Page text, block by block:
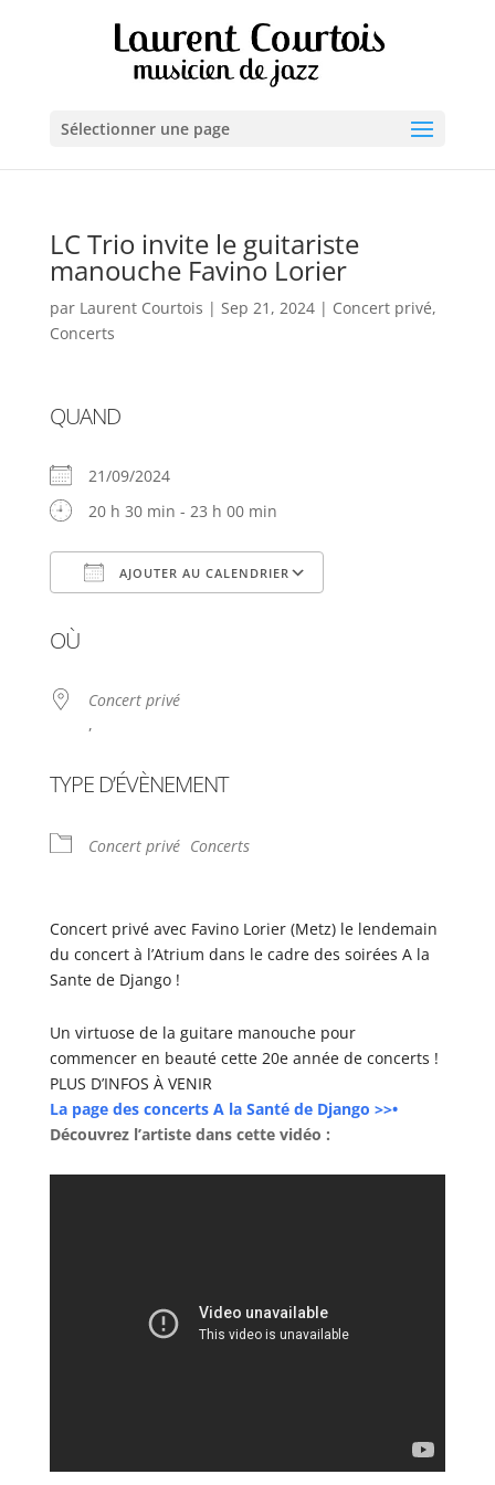
Sélectionner une page
LC Trio invite le guitariste
manouche Favino Lorier
par Laurent Courtois | Sep 21, 2024| Concert privé,
Concerts
QUAND
21/09/2024
20 h 30 min - 23 h 00 min
AJOUTER AU CALENDRIER
OÙ
Concert privé
,
TYPE D’ÉVÈNEMENT
Concert privé Concerts
Concert privé avec Favino Lorier (Metz) le lendemain
du concert à l’Atrium dans le cadre des soirées A la
Sante de Django !
Un virtuose de la guitare manouche pour
commencer en beauté cette 20e année de concerts !
PLUS D’INFOS À VENIR
La page des concerts A la Santé de Django >>•
Découvrez l’artiste dans cette vidéo :